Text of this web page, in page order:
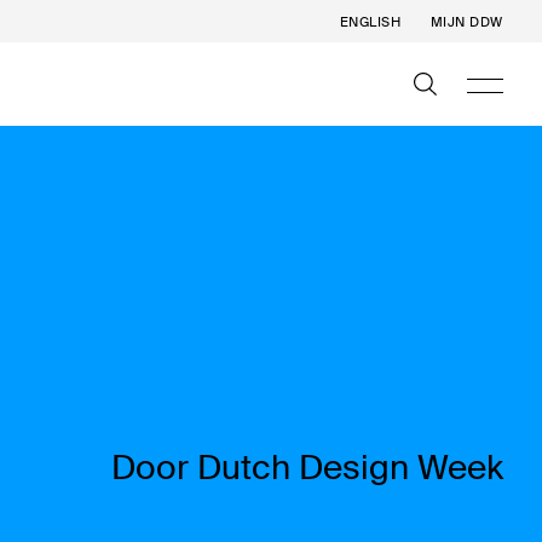
ENGLISH MIJN DDW
Door Dutch Design Week